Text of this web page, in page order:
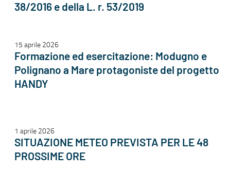
38/2016 e della L. r. 53/2019
15 aprile 2026
Formazione ed esercitazione: Modugno e
Polignano a Mare protagoniste del progetto
HANDY
1 aprile 2026
SITUAZIONE METEO PREVISTA PER LE 48
PROSSIME ORE